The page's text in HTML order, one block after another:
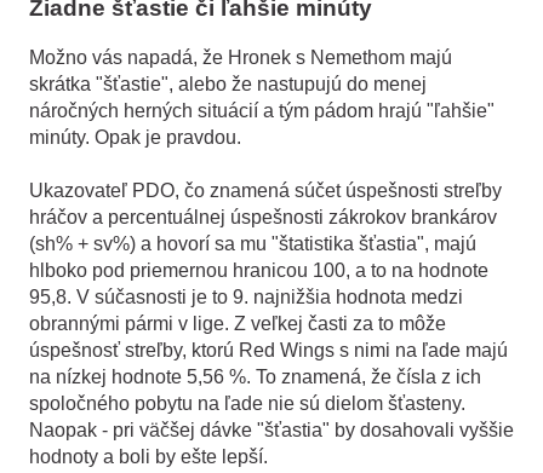
Žiadne šťastie či ľahšie minúty
Možno vás napadá, že Hronek s Nemethom majú
skrátka "šťastie", alebo že nastupujú do menej
náročných herných situácií a tým pádom hrajú "ľahšie"
minúty. Opak je pravdou.
Ukazovateľ PDO, čo znamená súčet úspešnosti streľby
hráčov a percentuálnej úspešnosti zákrokov brankárov
(sh% + sv%) a hovorí sa mu "štatistika šťastia", majú
hlboko pod priemernou hranicou 100, a to na hodnote
95,8. V súčasnosti je to 9. najnižšia hodnota medzi
obrannými pármi v lige. Z veľkej časti za to môže
úspešnosť streľby, ktorú Red Wings s nimi na ľade majú
na nízkej hodnote 5,56 %. To znamená, že čísla z ich
spoločného pobytu na ľade nie sú dielom šťasteny.
Naopak - pri väčšej dávke "šťastia" by dosahovali vyššie
hodnoty a boli by ešte lepší.